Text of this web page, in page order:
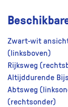
Zwart-wit
(linksboven)
Rijksweg
Altijddurende
Abtsweg
(rechtsonder)